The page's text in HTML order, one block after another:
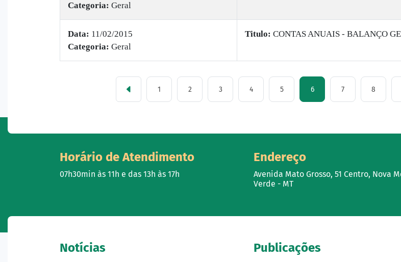
Categoria: Geral
Data: 11/02/2015
Categoria: Geral
Titulo: CONTAS ANUAIS - BALANÇO
1 2 3 4 5 6 7 8
Horário de Atendimento
07h30min às 11h e das 13h às 17h
Endereço
Avenida Mato Grosso, 51 Centro, Nova
Verde - MT
Notícias
Publicações